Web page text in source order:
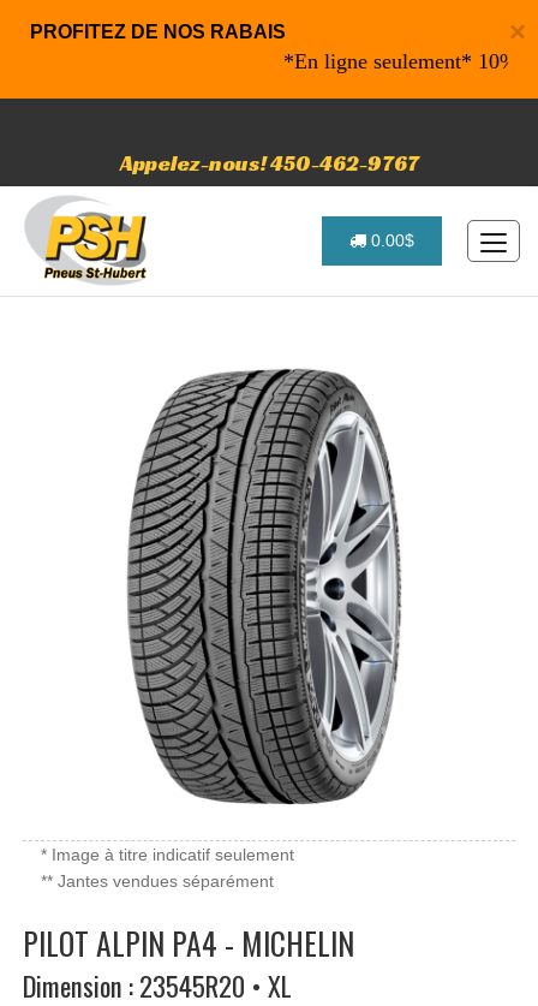
×
PROFITEZ DE NOS RABAIS
*En ligne seulement* 10% de
Appelez-nous! 450-462-9767
0.00$
* Image à titre indicatif seulement
** Jantes vendues séparément
PILOT ALPIN PA4 - MICHELIN
Dimension : 23545R20 • XL